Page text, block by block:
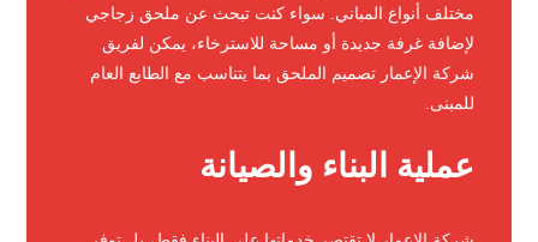
مختلف أنواع المباني. سواء كنت تبحث عن ملحق زجاجي
لإضافة غرفة جديدة أو مساحة للاسترخاء، يمكن لفريق
شركة الإعمار تصميم الملحق بما يتناسب مع الطابع العام
للمبنى.
عملية البناء والصيانة